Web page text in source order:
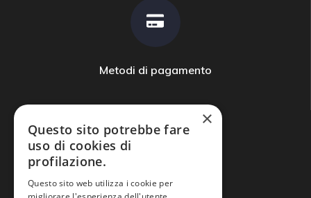
Metodi di pagamento
Domande frequenti
×
Questo sito potrebbe fare
uso di cookies di
profilazione.
Questo sito web utilizza i cookie per